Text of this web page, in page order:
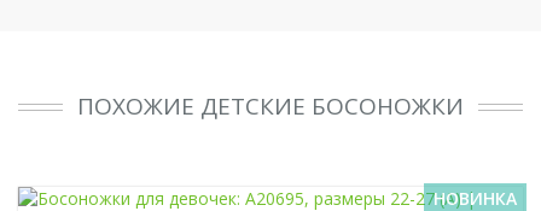
ПОХОЖИЕ ДЕТСКИЕ БОСОНОЖКИ
НОВИНКА